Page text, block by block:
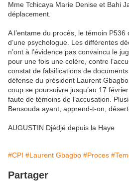
Mme Tchicaya Marie Denise et Bahi
déplacement.
A l’entame du procès, le témoin
d’une psychologue. Les différentes
n’ont à l’évidence pas convaincu le
pour une fois une colère, contre
constat de falsifications de
défense du président Laurent
coup se poursuivre jusqu’au 17
faute de témoins de l’accusation.
Bensouda ayant, apprend-t-on,
AUGUSTIN Djédjé depuis la Haye
#CPI #Laurent Gbagbo #Proces
Partager